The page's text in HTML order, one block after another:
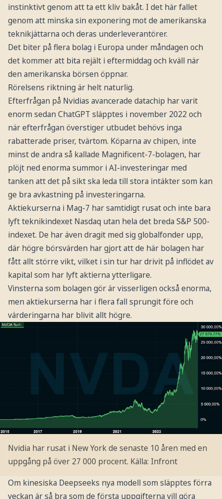
instinktivt genom att ta ett kliv bakåt. I det här fallet
genom att minska sin exponering mot de amerikanska
teknikjättarna och deras underleverantörer.
Det biter på flera bolag i Europa under måndagen och
det kommer att bita rejält i eftermiddag och kväll när
den amerikanska börsen öppnar.
Rörelsens riktning är helt naturlig.
Efterfrågan på Nvidias avancerade datachip har varit
enorm sedan ChatGPT släpptes i november 2022 och
när efterfrågan överstiger utbudet behövs inga
rabatterade priser, tvärtom. Köparna av chipen, inte
minst de andra så kallade Magnificent-7-bolagen, har
plöjt ned enorma summor i AI-investeringar med
tanken att det på sikt ska leda till stora intäkter som kan
ge bra avkastning på investeringarna.
Aktiekurserna i Mag-7 har samtidigt rusat och inte bara
lyft teknikindexet Nasdaq utan hela det breda S&P 500-
indexet. De har även dragit med sig globalfonder upp,
där högre börsvärden har gjort att de här bolagen har
fått allt större vikt, vilket i sin tur har drivit på inflödet av
kapital som har lyft aktierna ytterligare.
Vinsterna som bolagen gör är visserligen också enorma,
men aktiekurserna har i flera fall sprungit före och
värderingarna har blivit allt högre.
Nvidia har rusat i New York de senaste 10 åren med en
uppgång på över 27 000 procent. Källa: Infront
Om kinesiska Deepseeks nya modell som släpptes förra
veckan är så bra som de första uppgifterna vill göra